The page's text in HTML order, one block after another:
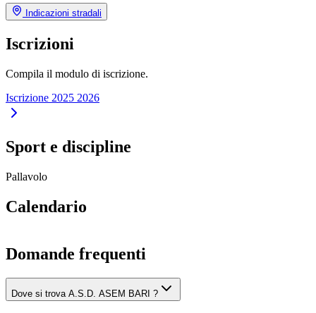
Indicazioni stradali
Iscrizioni
Compila il modulo di iscrizione.
Iscrizione 2025 2026
Sport e discipline
Pallavolo
Calendario
Domande frequenti
Dove si trova A.S.D. ASEM BARI ?